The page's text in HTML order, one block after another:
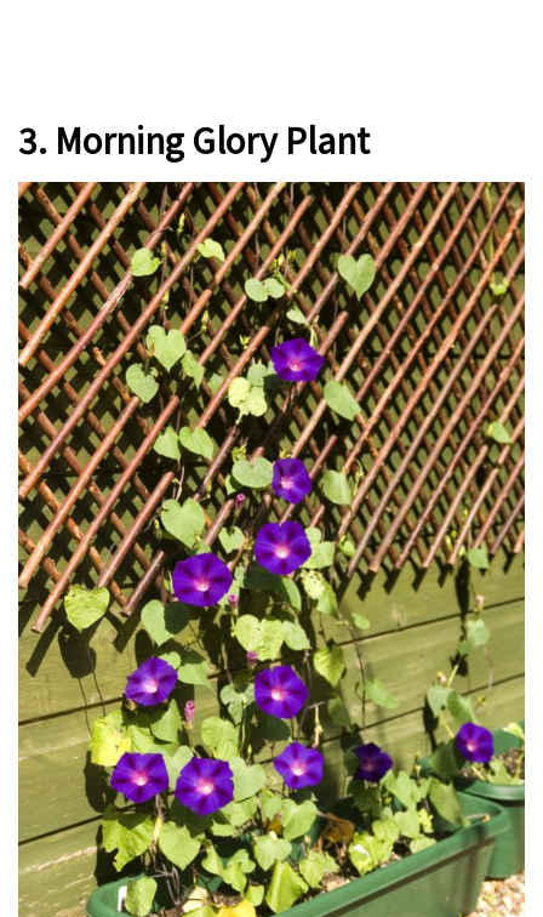
3. Morning Glory Plant